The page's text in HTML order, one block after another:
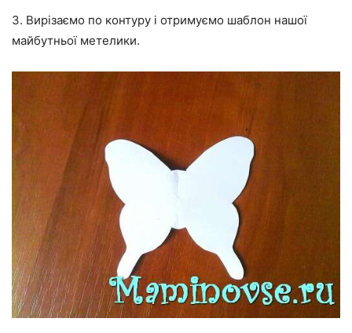
3. Вирізаємо по контуру і отримуємо шаблон нашої
майбутньої метелики.